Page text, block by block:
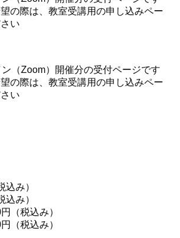
の際は、教室受講用の申し込みペー
い
（Zoom）開催分の受付ページです
の際は、教室受講用の申し込みペー
い
み）
み）
（税込み）
（税込み）